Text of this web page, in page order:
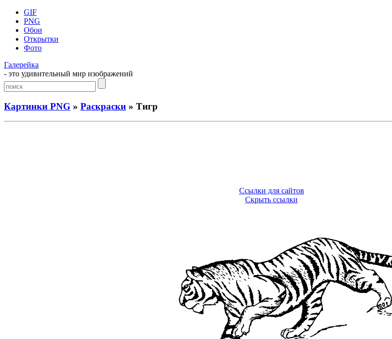
GIF
PNG
Обои
Открытки
Фото
Галерейка
- это удивительный мир изображений
Картинки PNG » Раскраски » Тигр
Ссылки для сайтов
Скрыть ссылки